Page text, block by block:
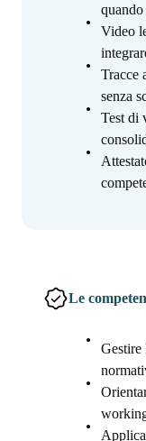
Video
Tracce
senza
Test di
Le
Gestire